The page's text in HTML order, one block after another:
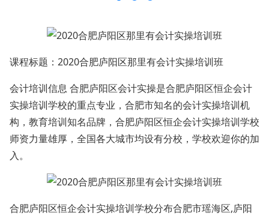
课程标题：2020合肥庐阳区那里有会计实操培训班
会计培训信息 合肥庐阳区会计实操是合肥庐阳区恒企会计
实操培训学校的重点专业，合肥市知名的会计实操培训机
构，教育培训知名品牌，合肥庐阳区恒企会计实操培训学校
师资力量雄厚，全国各大城市均设有分校，学校欢迎你的加
入。
合肥庐阳区恒企会计实操培训学校分布合肥市瑶海区,庐阳